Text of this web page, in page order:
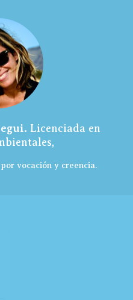
Licenciada en
vocación y creencia.